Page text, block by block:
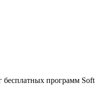
программ